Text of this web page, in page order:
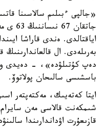
«جالپى ءبىلىم سالاسىنا
بەرىلەدى. ال
دەپ كۇتىلۋدە»، - دەيدى
باسشىسى سالىحان پولاتوۆ.
ايتا كەتەيىك، مەكتەپتەر
شىمكەنت قالاسى مەن
قازىعۇرت اۋداندارىندا